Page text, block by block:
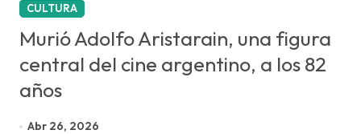
CULTURA
Murió Adolfo Aristarain, una figura
central del cine argentino, a los 82
años
Abr 26, 2026